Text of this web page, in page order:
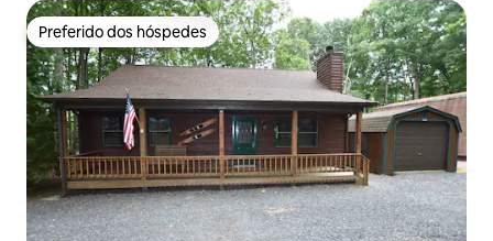
Preferido dos hóspedes
Preferido dos hóspedes